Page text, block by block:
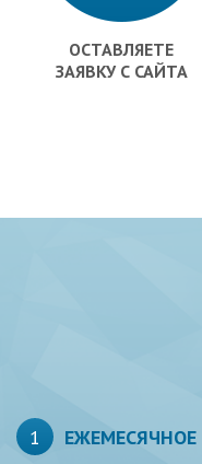
ОСТАВЛЯЕТЕ
ЗАЯВКУ С САЙТА
1 ЕЖЕМЕСЯЧНОЕ